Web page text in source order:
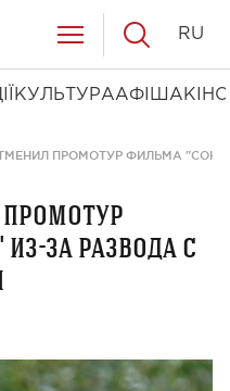
КУЛЬТУРААФІША КІНО
RU
ПРОМОТУР ФИЛЬМА
за развода с